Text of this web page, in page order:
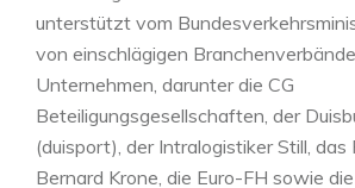
unterstützt vom
von einschlägigen
Unternehmen, darunter die CG
Beteiligungsgesellschaften, der
(duisport), der Intralogistiker Still,
Bernard Krone, die Euro-FH sowie